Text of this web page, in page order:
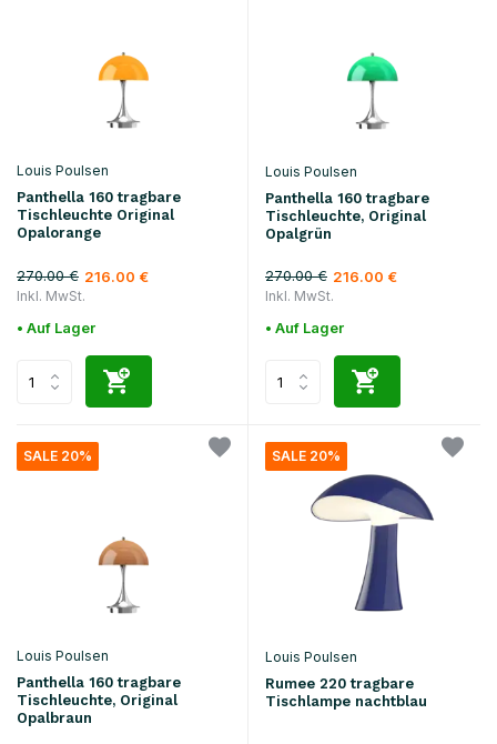
Louis Poulsen
Panthella 160 tragbare
Tischleuchte Original
Opalorange
270.00 € 216.00 €
Inkl. MwSt.
• Auf Lager
Louis Poulsen
Panthella 160 tragbare
Tischleuchte, Original
Opalgrün
270.00 € 216.00 €
Inkl. MwSt.
• Auf Lager
SALE 20%
Louis Poulsen
Panthella 160 tragbare
Tischleuchte, Original
Opalbraun
SALE 20%
Louis Poulsen
Rumee 220 tragbare
Tischlampe nachtblau